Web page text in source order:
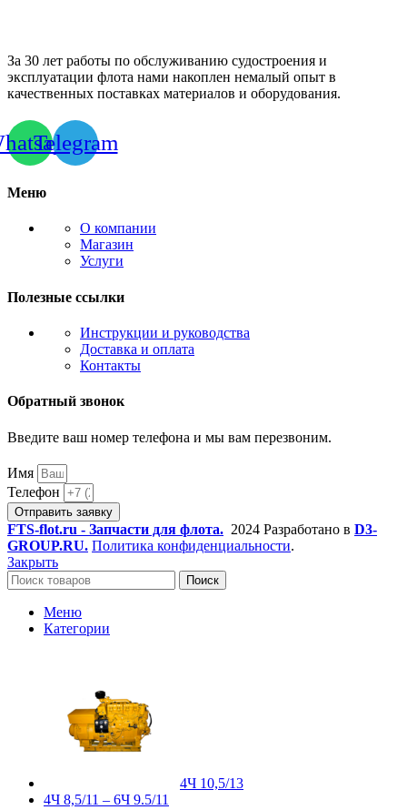
За 30 лет работы по обслуживанию судостроения и
эксплуатации флота нами накоплен немалый опыт в
качественных поставках материалов и оборудования.
Telegram
Меню
О компании
Магазин
Услуги
Полезные ссылки
Инструкции и руководства
Доставка и оплата
Контакты
Обратный звонок
Введите ваш номер телефона и мы вам перезвоним.
Имя
Телефон
Отправить заявку
FTS-flot.ru - Запчасти для флота. 2024 Разработано в D3-
GROUP.RU. Политика конфиденциальности.
Закрыть
Поиск
Меню
Категории
4Ч 10,5/13
4Ч 8,5/11 – 6Ч 9.5/11